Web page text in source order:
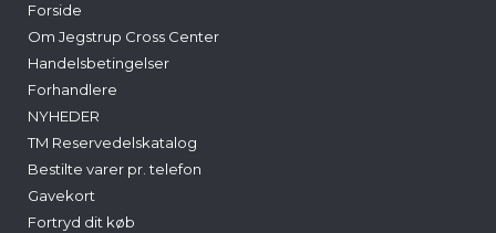
Forside
Om Jegstrup Cross Center
Handelsbetingelser
Forhandlere
NYHEDER
TM Reservedelskatalog
Bestilte varer pr. telefon
Gavekort
Fortryd dit køb